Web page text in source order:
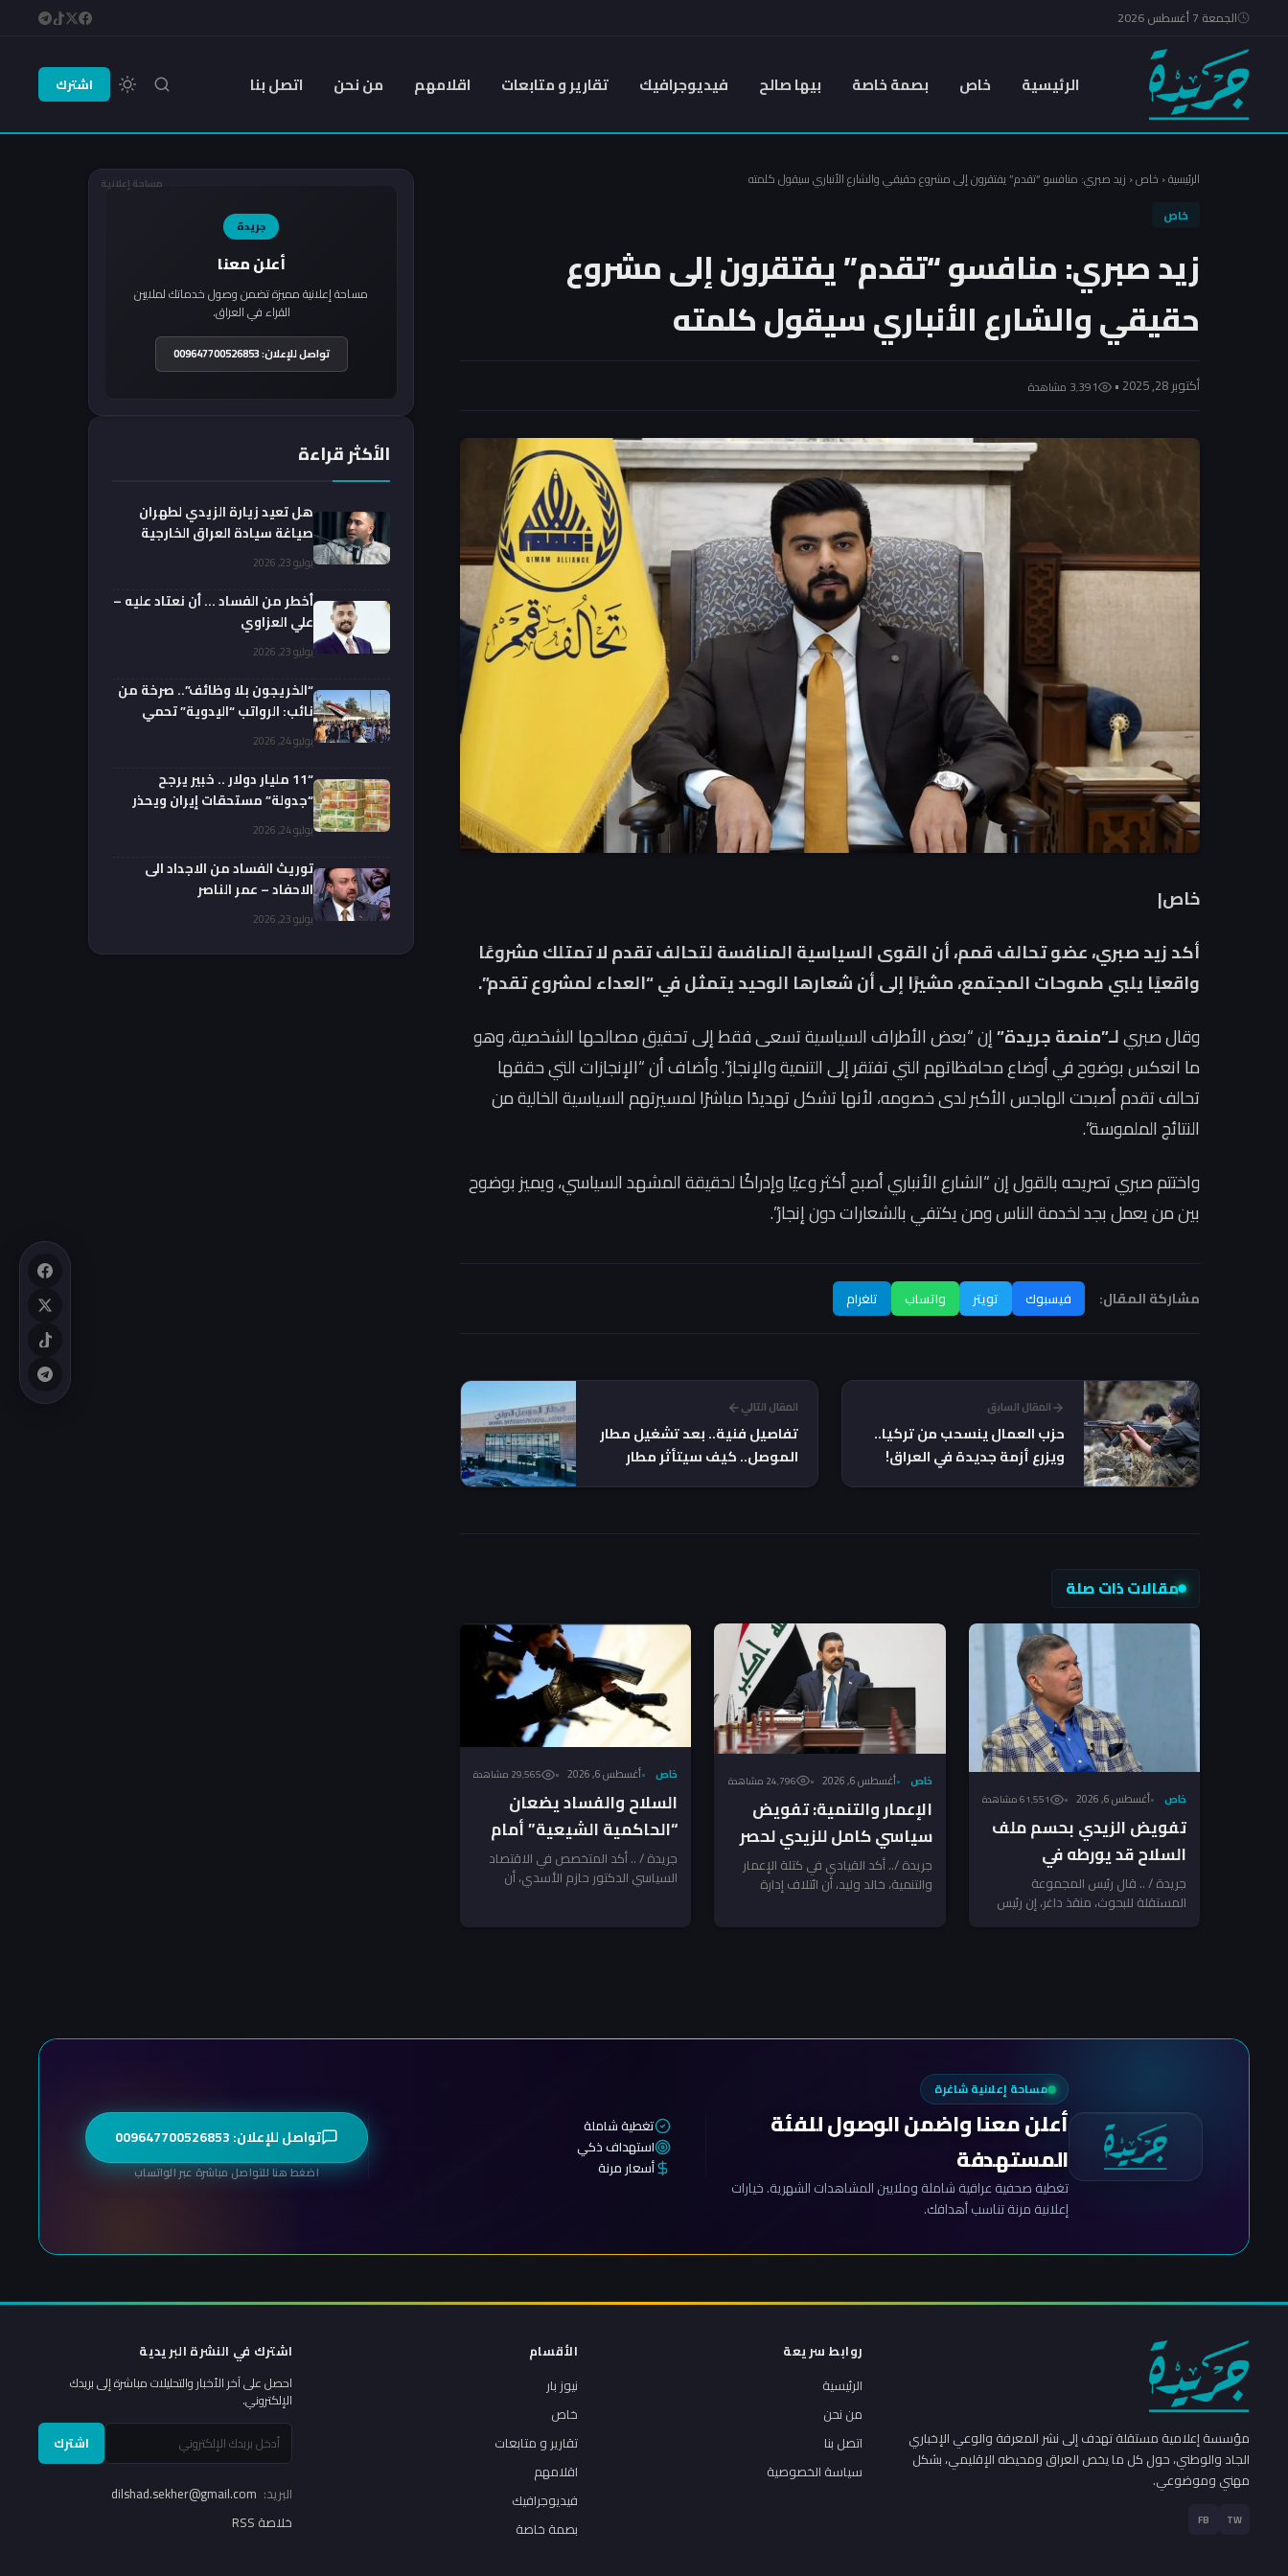
الجمعة 7 أغسطس 2026
الرئيسية خاص بصمة خاصة بيها صالح فيديوجرافيك تقارير و متابعات اقلامهم من نحن اتصل بنا اشترك
الرئيسية‹ خاص‹ زيد صبري: منافسو “تقدم” يفتقرون إلى مشروع حقيقي والشارع الأنباري سيقول كلمته
خاص
زيد صبري: منافسو “تقدم” يفتقرون إلى مشروع
حقيقي والشارع الأنباري سيقول كلمته
أكتوبر 28, 2025 • 3٬391 مشاهدة
خاص|
أكد زيد صبري، عضو تحالف قمم، أن القوى السياسية المنافسة لتحالف تقدم لا تمتلك مشروعًا
واقعيًا يلبي طموحات المجتمع، مشيرًا إلى أن شعارها الوحيد يتمثل في “العداء لمشروع تقدم”.
وقال صبريلـ”منصة جريدة”إن “بعض الأطراف السياسية تسعى فقط إلى تحقيق مصالحها الشخصية، وهو
ما انعكس بوضوح في أوضاع محافظاتهم التي تفتقر إلى التنمية والإنجاز”. وأضاف أن “الإنجازات التي حققها
تحالف تقدم أصبحت الهاجس الأكبر لدى خصومه، لأنها تشكل تهديدًا مباشرًا لمسيرتهم السياسية الخالية من
النتائج الملموسة”.
واختتم صبري تصريحه بالقول إن “الشارع الأنباري أصبح أكثر وعيًا وإدراكًا لحقيقة المشهد السياسي، ويميز بوضوح
بين من يعمل بجد لخدمة الناس ومن يكتفي بالشعارات دون إنجاز”.
مشاركة المقال: فيسبوك تويتر واتساب تلغرام
المقال السابق
حزب العمال ينسحب من تركيا..
ويزرع أزمة جديدة في العراق!
المقال التالي
تفاصيل فنية.. بعد تشغيل مطار
الموصل.. كيف سيتأثر مطار
مقالات ذات صلة
خاص أغسطس 6, 2026 61٬551 مشاهدة
تفويض الزيدي بحسم ملف
السلاح قد يورطه في
مواجهة مع الفصائل
المرتبطة بإيران ـ منقذ داغر
جريدة / .. قال رئيس المجموعة
المستقلة للبحوث، منقذ داغر، إن رئيس
خاص أغسطس 6, 2026 24٬796 مشاهدة
الإعمار والتنمية: تفويض
سياسي كامل للزيدي لحصر
السلاح بعد أيلول.. ومكافحة
الإرهاب تنتظر المخالفين!
جريدة /.. أكد القيادي في كتلة الإعمار
والتنمية، خالد وليد، أن ائتلاف إدارة
خاص أغسطس 6, 2026 29٬565 مشاهدة
السلاح والفساد يضعان
“الحاكمية الشيعية” أمام
فرصتها الأخيرة ـ تحليل
الاسدي
جريدة / .. أكد المتخصص في الاقتصاد
السياسي الدكتور حازم الأسدي، أن
مساحة إعلانية
جريدة
أعلن معنا
مساحة إعلانية مميزة تضمن وصول خدماتك لملايين
القراء في العراق.
تواصل للإعلان: 009647700526853
الأكثر قراءة
هل تعيد زيارة الزيدي لطهران
صياغة سيادة العراق الخارجية
فعليا؟.. باحث يوضحيوليو 23, 2026
أخطر من الفساد … أن نعتاد عليه –
علي العزاوي
يوليو 23, 2026
“الخريجون بلا وظائف”.. صرخة من
نائب: الرواتب “اليدوية” تحمي
الفضائيين!يوليو 24, 2026
“11 مليار دولار .. خبير يرجح
“جدولة” مستحقات إيران ويحذر
من السداد الفورييوليو 24, 2026
توريث الفساد من الاجداد الى
الاحفاد – عمر الناصر
يوليو 23, 2026
مساحة إعلانية شاغرة
أعلن معنا واضمن الوصول للفئة
المستهدفة
تغطية صحفية عراقية شاملة وملايين المشاهدات الشهرية. خيارات
إعلانية مرنة تناسب أهدافك.
تغطية شاملة
استهداف ذكي
أسعار مرنة
تواصل للإعلان: 009647700526853
اضغط هنا للتواصل مباشرة عبر الواتساب
مؤسسة إعلامية مستقلة تهدف إلى نشر المعرفة والوعي الإخباري
الجاد والوطني، حول كل ما يخص العراق ومحيطه الإقليمي، بشكل
مهني وموضوعي.
TW
FB
روابط سريعة
الرئيسية
من نحن
اتصل بنا
سياسة الخصوصية
الأقسام
نيوز بار
خاص
تقارير و متابعات
اقلامهم
فيديوجرافيك
بصمة خاصة
اشترك في النشرة البريدية
احصل على آخر الأخبار والتحليلات مباشرة إلى بريدك
الإلكتروني.
اشترك
البريد:
خلاصة RSS